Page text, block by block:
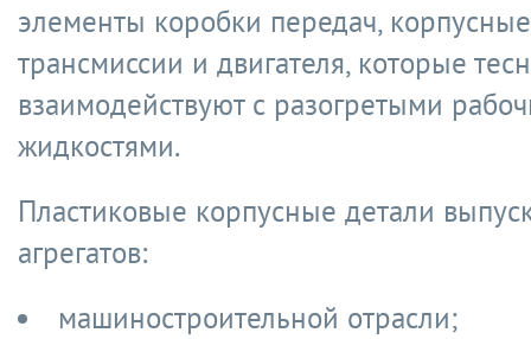
элементы коробки передач,
трансмиссии и двигателя, которые
взаимодействуют с разогретыми
жидкостями.
Пластиковые корпусные детали
агрегатов:
машиностроительной отрасли;